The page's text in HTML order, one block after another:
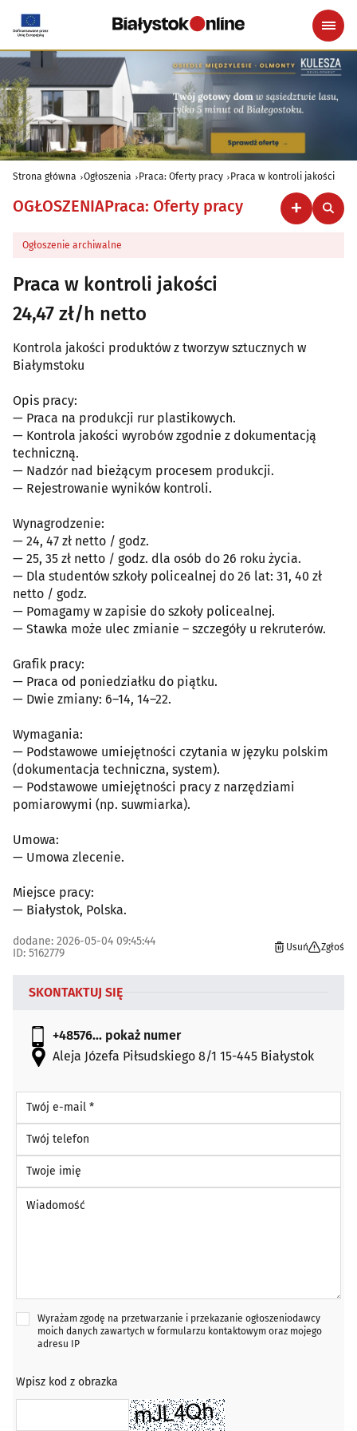
Strona główna Ogłoszenia Praca: Oferty pracy Praca w kontroli jakości
OGŁOSZENIAPraca: Oferty pracy
Ogłoszenie archiwalne
Praca w kontroli jakości
24,47 zł/h netto
Kontrola jakości produktów z tworzyw sztucznych w
Białymstoku
Opis pracy:
— Praca na produkcji rur plastikowych.
— Kontrola jakości wyrobów zgodnie z dokumentacją
techniczną.
— Nadzór nad bieżącym procesem produkcji.
— Rejestrowanie wyników kontroli.
Wynagrodzenie:
— 24, 47 zł netto / godz.
— 25, 35 zł netto / godz. dla osób do 26 roku życia.
— Dla studentów szkoły policealnej do 26 lat: 31, 40 zł
netto / godz.
— Pomagamy w zapisie do szkoły policealnej.
— Stawka może ulec zmianie – szczegóły u rekruterów.
Grafik pracy:
— Praca od poniedziałku do piątku.
— Dwie zmiany: 6–14, 14–22.
Wymagania:
— Podstawowe umiejętności czytania w języku polskim
(dokumentacja techniczna, system).
— Podstawowe umiejętności pracy z narzędziami
pomiarowymi (np. suwmiarka).
Umowa:
— Umowa zlecenie.
Miejsce pracy:
— Białystok, Polska.
dodane: 2026-05-04 09:45:44
ID: 5162779
Usuń Zgłoś
SKONTAKTUJ SIĘ
+48576... pokaż numer
Aleja Józefa Piłsudskiego 8/1 15-445 Białystok
Twój e-mail *
Twój telefon
Twoje imię
Wyrażam zgodę na przetwarzanie i przekazanie ogłoszeniodawcy
moich danych zawartych w formularzu kontaktowym oraz mojego
adresu IP
Wpisz kod z obrazka